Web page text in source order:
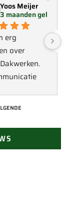
Yoos Meijer
3 maanden geleden
erg
over
hij heeft
snel &
Echt